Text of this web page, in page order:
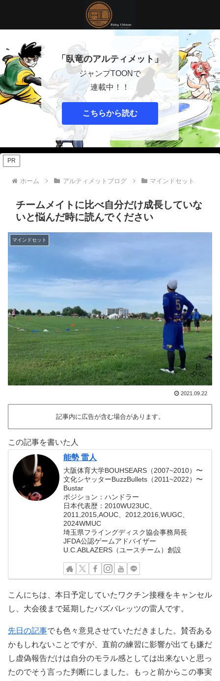
「臥竜のアルティメット」
ジャンプTOONで
連載中！！
こちらから読む
PR
ホーム アルティメットブログ マインドセット
チームメイトに比べ自分だけ成長していな
いと悩んだ時に読んでください
マインドセット
2021.09.22
記事内に広告が含む場合があります。
この記事を書いた人
能勢 雷人
大阪体育大学BOUHSEARS（2007~2010）〜
文化シヤッターBuzzBullets（2011~2022）〜
Bustar
ポジション：ハンドラー
日本代表歴：2010WU23UC、
2011,2015,AOUC、2012,2016,WUGC、
2024WMUC
埼玉県フライングディスク協会事務局長
JFDA公認ゲームアドバイザー
U.C.ABLAZERS（ユースチーム）創設
こんにちは、本日予定していたワクチン接種をキャンセル
し、大会後まで延期したバズバレッツの雷人です。
先日の記事でも色々意見させていただきました。賛否ある
かもしれないことですが、直前の練習に影響が出ても嫌だ
し虚偽報告だけは自分のモラル感としては出来ないと思っ
たのでそう言った判断にしました。もっと前からこの事実